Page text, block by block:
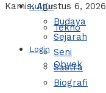
Kamis, Agustus 6, 2026
Login
Tekno
Obyek
Kultur
Budaya
Sejarah
Seni
Sastra
Biografi